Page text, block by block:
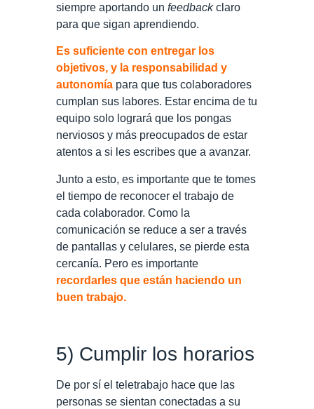
siempre aportando un feedbackclaro
para que sigan aprendiendo.
Es suficiente con entregar los
objetivos, y la responsabilidad y
autonomía para que tus colaboradores
cumplan sus labores. Estar encima de tu
equipo solo logrará que los pongas
nerviosos y más preocupados de estar
atentos a si les escribes que a avanzar.
Junto a esto, es importante que te tomes
el tiempo de reconocer el trabajo de
cada colaborador. Como la
comunicación se reduce a ser a través
de pantallas y celulares, se pierde esta
cercanía. Pero es importante
recordarles que están haciendo un
buen trabajo.
5) Cumplir los horarios
De por sí el teletrabajo hace que las
personas se sientan conectadas a su